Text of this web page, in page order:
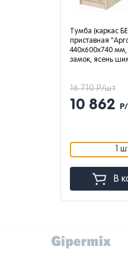
Тумба (каркас
приставная
440х600х740
замок, ясень
16 710 Р/шт
10 862
1
В